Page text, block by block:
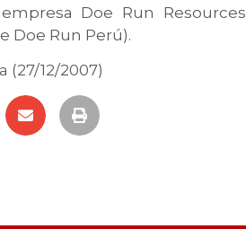
Doe Run Resources
Doe Run Perú).
(27/12/2007)